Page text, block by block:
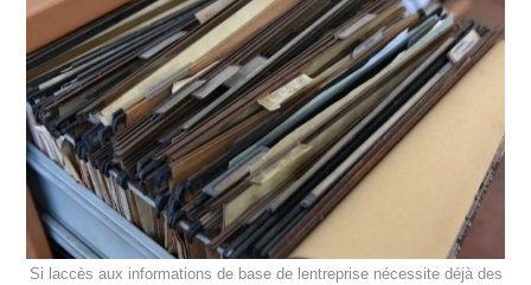
Si laccès aux informations de base de lentreprise nécessite déjà des